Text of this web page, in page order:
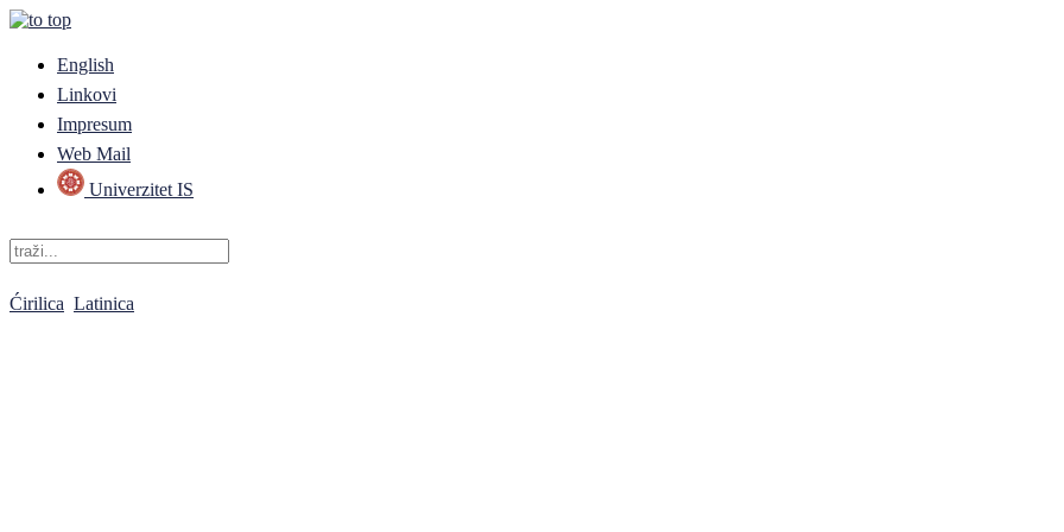
English
Linkovi
Impresum
Web Mail
Univerzitet IS
Ćirilica Latinica